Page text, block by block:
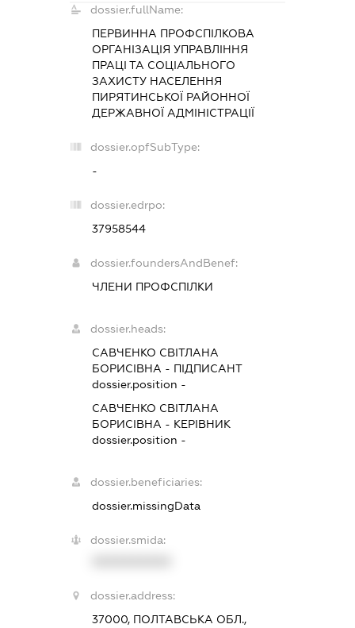
dossier.fullName:
ПЕРВИННА ПРОФСПІЛКОВА
ОРГАНІЗАЦІЯ УПРАВЛІННЯ
ПРАЦІ ТА СОЦІАЛЬНОГО
ЗАХИСТУ НАСЕЛЕННЯ
ПИРЯТИНСЬКОЇ РАЙОННОЇ
ДЕРЖАВНОЇ АДМІНІСТРАЦІЇ
dossier.opfSubType:
-
dossier.edrpo:
37958544
dossier.foundersAndBenef:
ЧЛЕНИ ПРОФСПІЛКИ
dossier.heads:
САВЧЕНКО СВІТЛАНА
БОРИСІВНА - ПІДПИСАНТ
dossier.position -
САВЧЕНКО СВІТЛАНА
БОРИСІВНА - КЕРІВНИК
dossier.position -
dossier.beneficiaries:
dossier.missingData
dossier.smida:
dossier.address:
37000, ПОЛТАВСЬКА ОБЛ.,